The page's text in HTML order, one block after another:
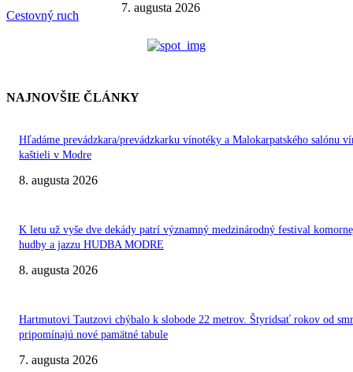
Cestovný ruch
7. augusta 2026
NAJNOVŠIE ČLÁNKY
Hľadáme prevádzkara/prevádzkarku vínotéky a Malokarpatského salónu
kaštieli v Modre
8. augusta 2026
K letu už vyše dve dekády patrí významný medzinárodný festival
hudby a jazzu HUDBA MODRE
8. augusta 2026
Hartmutovi Tautzovi chýbalo k slobode 22 metrov. Štyridsať rokov od
pripomínajú nové pamätné tabule
7. augusta 2026